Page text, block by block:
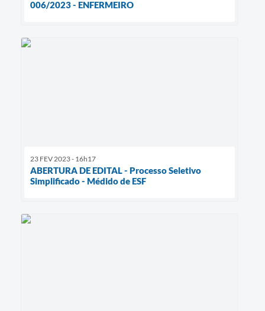
006/2023 - ENFERMEIRO
23 FEV 2023 - 16h17
ABERTURA DE EDITAL - Processo Seletivo
Simplificado - Médido de ESF